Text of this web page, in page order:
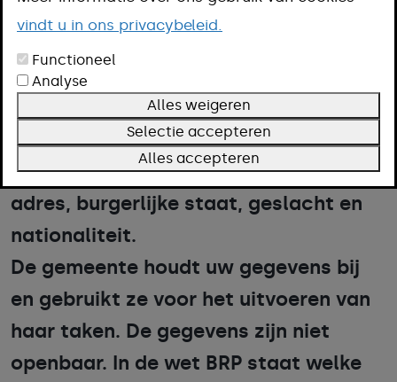
Termijn
Meer informatie
In de basisregistratie personen (BRP)
staan uw persoonsgegevens, zoals uw
adres, burgerlijke staat, geslacht en
nationaliteit.
De gemeente houdt uw gegevens bij
en gebruikt ze voor het uitvoeren van
haar taken. De gegevens zijn niet
openbaar. In de wet BRP staat welke
vindt u in ons privacybeleid.
Functioneel
Analyse
Alles weigeren
Selectie accepteren
Alles accepteren